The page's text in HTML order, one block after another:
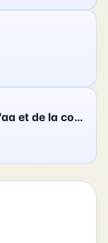
de tampons.
2026.
Mission locale des rives de l'aa et de la colme